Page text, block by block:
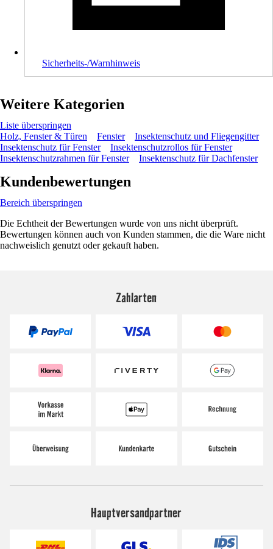
Sicherheits-/Warnhinweis
Weitere Kategorien
Liste überspringen
Holz, Fenster & Türen
Fenster
Insektenschutz und Fliegengitter
Insektenschutz für Fenster
Insektenschutzrollos für Fenster
Insektenschutzrahmen für Fenster
Insektenschutz für Dachfenster
Kundenbewertungen
Bereich überspringen
Die Echtheit der Bewertungen wurde von uns nicht überprüft.
Bewertungen können auch von Kunden stammen, die die Ware nicht
nachweislich genutzt oder gekauft haben.
Zahlarten
Hauptversandpartner